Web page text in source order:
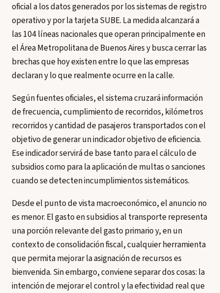
oficial a los datos generados por los sistemas de registro
operativo y por la tarjeta SUBE. La medida alcanzará a
las 104 líneas nacionales que operan principalmente en
el Área Metropolitana de Buenos Aires y busca cerrar las
brechas que hoy existen entre lo que las empresas
declaran y lo que realmente ocurre en la calle.
Según fuentes oficiales, el sistema cruzará información
de frecuencia, cumplimiento de recorridos, kilómetros
recorridos y cantidad de pasajeros transportados con el
objetivo de generar un indicador objetivo de eficiencia.
Ese indicador servirá de base tanto para el cálculo de
subsidios como para la aplicación de multas o sanciones
cuando se detecten incumplimientos sistemáticos.
Desde el punto de vista macroeconómico, el anuncio no
es menor. El gasto en subsidios al transporte representa
una porción relevante del gasto primario y, en un
contexto de consolidación fiscal, cualquier herramienta
que permita mejorar la asignación de recursos es
bienvenida. Sin embargo, conviene separar dos cosas: la
intención de mejorar el control y la efectividad real que